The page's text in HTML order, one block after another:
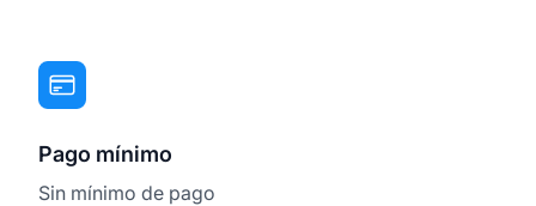
Pago mínimo
Sin mínimo de pago